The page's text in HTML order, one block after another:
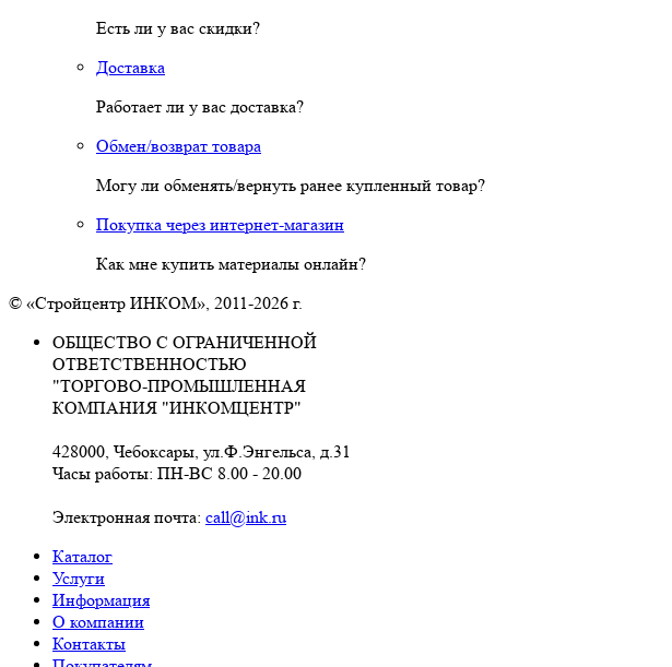
Есть ли у вас скидки?
Доставка
Работает ли у вас доставка?
Обмен/возврат товара
Могу ли обменять/вернуть ранее купленный товар?
Покупка через интернет-магазин
Как мне купить материалы онлайн?
© «Стройцентр ИНКОМ», 2011-2026 г.
ОБЩЕСТВО С ОГРАНИЧЕННОЙ
ОТВЕТСТВЕННОСТЬЮ
"ТОРГОВО-ПРОМЫШЛЕННАЯ
КОМПАНИЯ "ИНКОМЦЕНТР"
428000, Чебоксары, ул.Ф.Энгельса, д.31
Часы работы: ПН-ВС 8.00 - 20.00
Электронная почта: call@ink.ru
Каталог
Услуги
Информация
О компании
Контакты